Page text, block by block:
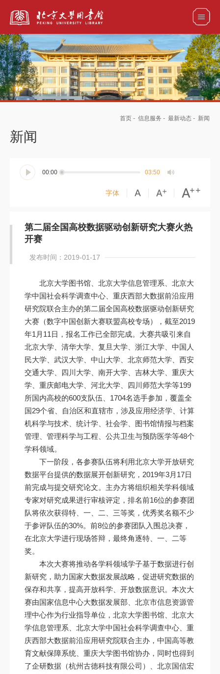
全部资源
首页 - 信息服务 - 最新动态 - 新闻
新闻
00:00 03:50
字体
第二届全国高校数据驱动创新研究大赛火热
开赛
发布时间：2019-01-17
北京大学图书馆、北京大学信息管理系、北京大
学中国社会科学调查中心、重庆西部大数据前沿应用
研究院联合主办的第二届全国高校数据驱动创新研究
大赛（数字中国创新大赛联盟高校专场），截至2019
年1月11日，报名工作已全部完成。大赛共吸引来自
北京大学、清华大学、复旦大学、浙江大学、中国人
民大学、武汉大学、中山大学、北京师范大学、西安
交通大学、四川大学、南开大学、吉林大学、重庆大
学、重庆邮电大学、河北大学、四川师范大学等199
所国内高校的600支队伍、1704名选手参加，覆盖全
国29个省、自治区和直辖市，涉及应用经济学、计算
机科学与技术、统计学、社会学、图书馆情报与档案
管理、管理科学与工程、公共卫生与预防医学等48个
学科领域。
下一阶段，各参赛队伍将利用北京大学开放研究
数据平台提供的数据展开创新研究，2019年3月17日
前完成与提交研究论文。主办方将组织相关学科领域
专家对研究成果进行审核评定，排名前16位的参赛团
队将依次获得特、一、二、三等奖，优秀奖名额不少
于参评队伍的30%。前8位的参赛团队入围总决赛，
在北京大学进行现场答辩，最终角逐特、一、二等
奖。
本次大赛将推动各学科领域学子基于数据进行创
新研究，助力国家大数据发展战略，促进研究数据的
保存和共享，提高开放科学、开放数据意识。本次大
赛由国家信息中心大数据发展部、北京市信息资源管
理中心作为行业指导单位，北京大学图书馆、北京大
学信息管理系、北京大学中国社会科学调查中心、重
庆西部大数据前沿应用研究院联合主办，中国高等教
育文献保障系统、重庆大学图书馆协办，同时也得到
了企研数据（杭州古德科技有限公司）、北京国信宏